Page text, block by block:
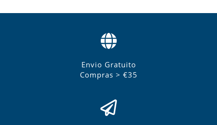
Envio Gratuito
Compras > €35